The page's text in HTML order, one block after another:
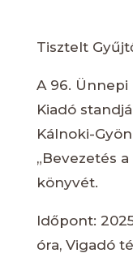
Tisztelt
A 96. Ünnepi
Kiadó
Kálnoki-
„Bevezetés
könyvét.
Időpont:
óra, Vigadó